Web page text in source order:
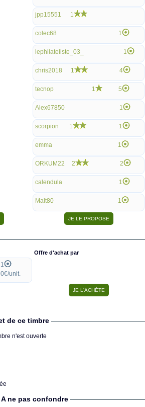
jpp15551 1
colec68 1
lephilateliste_03_ 1
chris2018 1 4
tecnop 1 5
Alex67850 1
scorpion 1 1
emma 1
ORKUM22 2 2
calendula 1
Malt80 1
1
0€/unit.
Offre d'achat par
de ce timbre
n'est ouverte
ne pas confondre